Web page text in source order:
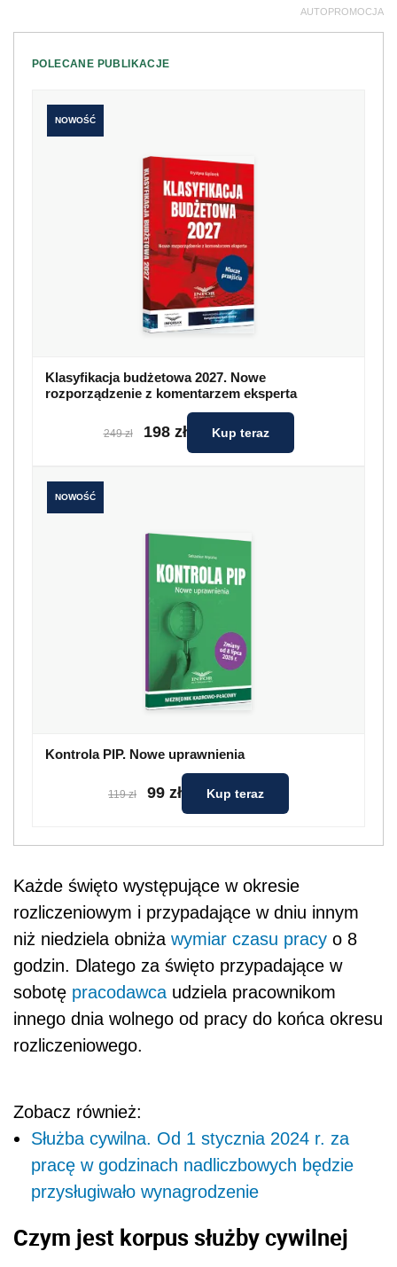
AUTOPROMOCJA
POLECANE PUBLIKACJE
NOWOŚĆ
Klasyfikacja budżetowa 2027. Nowe
rozporządzenie z komentarzem eksperta
249 zł 198 zł Kup teraz
NOWOŚĆ
Kontrola PIP. Nowe uprawnienia
119 zł 99 zł Kup teraz
Każde święto występujące w okresie
rozliczeniowym i przypadające w dniu innym
niż niedziela obniża wymiar czasu pracy o 8
godzin. Dlatego za święto przypadające w
sobotę pracodawca udziela pracownikom
innego dnia wolnego od pracy do końca okresu
rozliczeniowego.
Zobacz również:
Służba cywilna. Od 1 stycznia 2024 r. za
pracę w godzinach nadliczbowych będzie
przysługiwało wynagrodzenie
Czym jest korpus służby cywilnej